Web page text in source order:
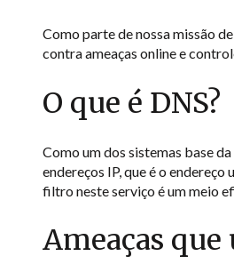
Como parte de nossa missão
contra ameaças online e
O que é DNS?
Como um dos sistemas base
endereços IP, que é o
filtro neste serviço é um meio
Ameaças